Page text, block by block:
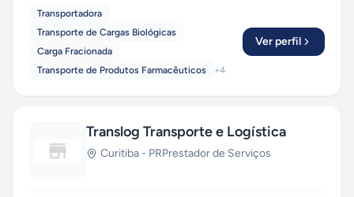
Transportadora
Transporte de Cargas Biológicas
Carga Fracionada
Transporte de Produtos Farmacêuticos
+4
Ver perfil
Translog Transporte e Logística
Curitiba - PRPrestador de Serviços